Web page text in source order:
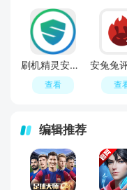
刷机精灵安卓智能验机app官方版
查看 查
编辑推荐